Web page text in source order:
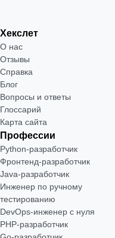
Хекслет
О нас
Отзывы
Справка
Блог
Вопросы и ответы
Глоссарий
Карта сайта
Профессии
Python-разработчик
Фронтенд-разработчик
Java-разработчик
Инженер по ручному
тестированию
DevOps-инженер с нуля
РНР-разработчик